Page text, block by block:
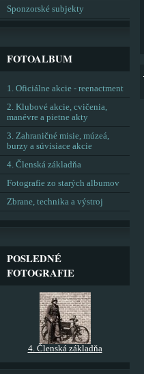
Sponzorské subjekty
FOTOALBUM
1. Oficiálne akcie - reenactment
2. Klubové akcie, cvičenia,
manévre a pietne akty
3. Zahraničné misie, múzeá,
burzy a súvisiace akcie
4. Členská základňa
Fotografie zo starých albumov
Zbrane, technika a výstroj
POSLEDNÉ
FOTOGRAFIE
4. Členská základňa